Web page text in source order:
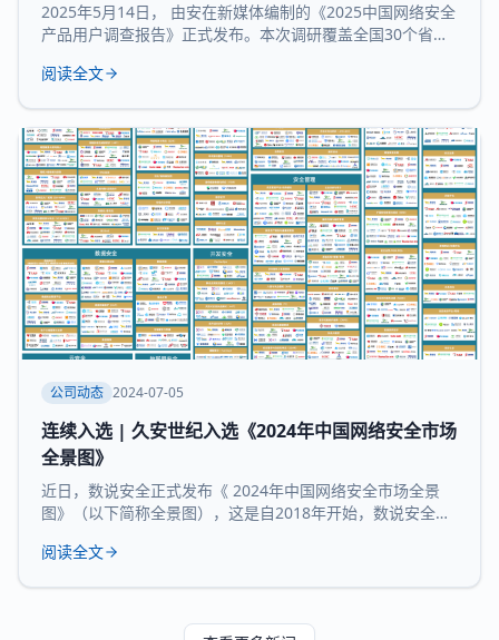
2025年5月14日， 由安在新媒体编制的《2025中国网络安全
产品用户调查报告》正式发布。本次调研覆盖全国30个省市
品用户大众点评全景图”“中国网络安全百强榜”等核心内容，
大核心领域：数据与隐私安全、业务与应用安全、信创产
品、安全服务、通用网
阅读全文
公司动态 2024-07-05
连续入选 | 久安世纪入选《2024年中国网络安全市场
全景图》
近日，数说安全正式发布《 2024年中国网络安全市场全景
图》（以下简称全景图），这是自2018年开始，数说安全发
沉淀、服务经验和长时间的市场验证，再度 入选 全景图安全
致力于提供客观、科学的市
阅读全文